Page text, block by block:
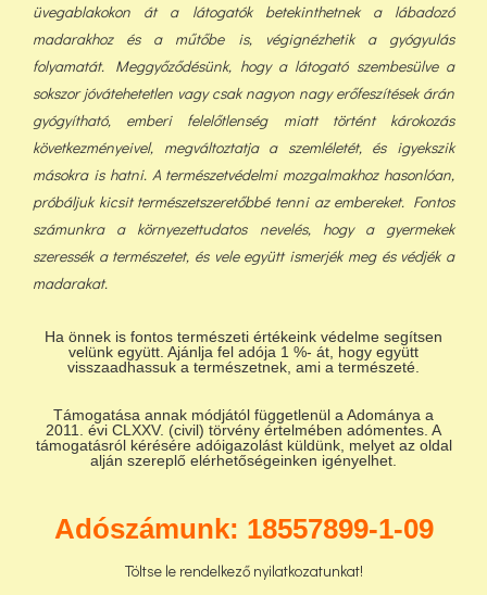
üvegablakokon át a látogatók betekinthetnek a lábadozó
madarakhoz és a műtőbe is, végignézhetik a gyógyulás
folyamatát. Meggyőződésünk, hogy a látogató szembesülve a
sokszor jóvátehetetlen vagy csak nagyon nagy erőfeszítések árán
gyógyítható, emberi felelőtlenség miatt történt károkozás
következményeivel, megváltoztatja a szemléletét, és igyekszik
másokra is hatni. A természetvédelmi mozgalmakhoz hasonlóan,
próbáljuk kicsit természetszeretőbbé tenni az embereket. Fontos
számunkra a környezettudatos nevelés, hogy a gyermekek
szeressék a természetet, és vele együtt ismerjék meg és védjék a
madarakat.
Ha önnek is fontos természeti értékeink védelme segítsen
velünk együtt. Ajánlja fel adója 1 %- át, hogy együtt
visszaadhassuk a természetnek, ami a természeté.
Támogatása annak módjától függetlenül a Adománya a
2011. évi CLXXV. (civil) törvény értelmében adómentes. A
támogatásról kérésére adóigazolást küldünk, melyet az oldal
alján szereplő elérhetőségeinken igényelhet.
Adószámunk: 18557899-1-09
Töltse le rendelkező nyilatkozatunkat!